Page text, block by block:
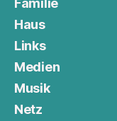
Haus
Links
Medien
Musik
Netz